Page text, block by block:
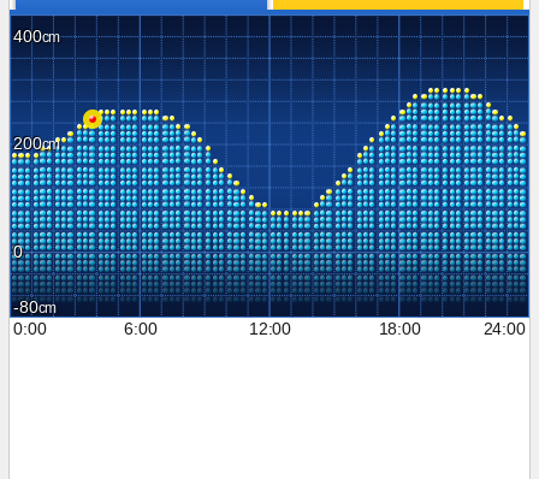
400
200
0
-80
0:00
6:00 12:00 18:00 24:00